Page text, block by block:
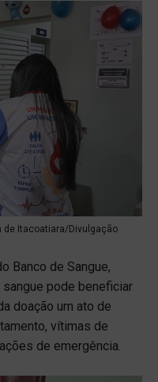
de Itacoatiara/Divulgação
Banco de Sangue,
sangue pode beneficiar
doação um ato de
vítimas de
de emergência.